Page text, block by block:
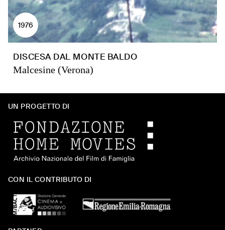
1976
DISCESA DAL MONTE BALDO
Malcesine (Verona)
UN PROGETTO DI
CON IL CONTRIBUTO DI